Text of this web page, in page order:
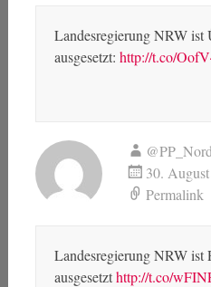
Landesregierung NRW ist
ausgesetzt: http://t.co/
30.
Permalink
Landesregierung NRW ist
ausgesetzthttp://t.co/